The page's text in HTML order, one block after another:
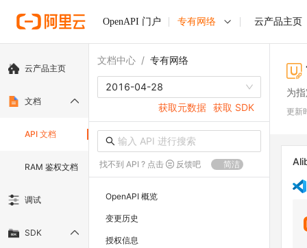
OpenAPI 门户 专有网络 云产品主页
云产品主页
文档
API 文档
RAM 鉴权文档
调试
SDK
文档中心 / 专有网络
2016-04-28
获取元数据 获取 SDK
找不到 API ? 点击 反馈吧 简洁
OpenAPI 概览
变更历史
授权信息
为
更新